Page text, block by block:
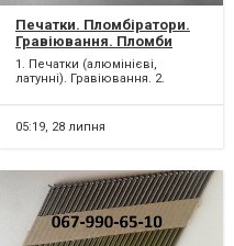
Печатки. Пломбіратори.
Гравіювання. Пломби
свинцеві. Дріт
пломбувальний.
1. Печатки (алюмінієві,
латунні). Гравіювання. 2.
пломбування свинцевими
пломба...
05:19, 28 липня